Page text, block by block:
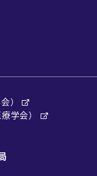
）
学会）